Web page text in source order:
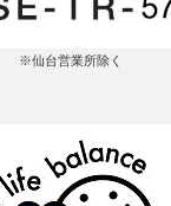
※仙台営業所除く